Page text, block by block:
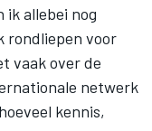
ik allebei nog
rondliepen voor
vaak over de
netwerk
kennis,